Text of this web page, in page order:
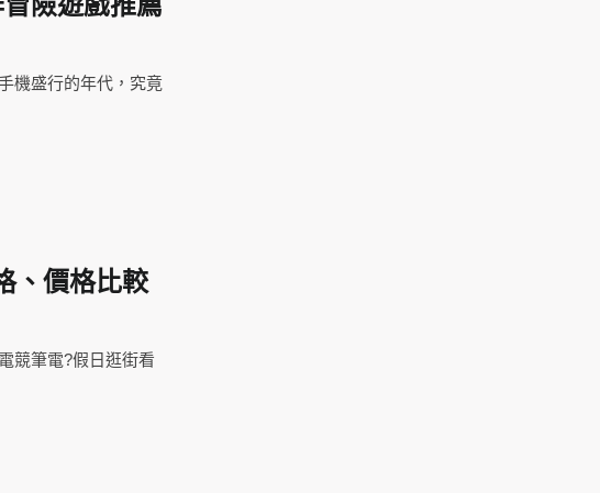
機盛行的年代，究竟
、價格比較
競筆電?假日逛街看